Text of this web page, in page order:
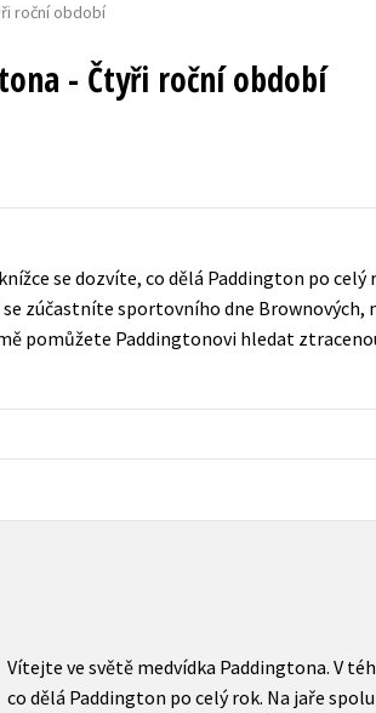
pro děti
Učebnice
Young adult (SK)
roční období
- Čtyři roční období
se dozvíte, co dělá Paddington po celý
zúčastníte sportovního dne Brownových,
pomůžete Paddingtonovi hledat
Vítejte ve světě medvídka Paddingtona. V
co dělá Paddington po celý rok. Na jaře